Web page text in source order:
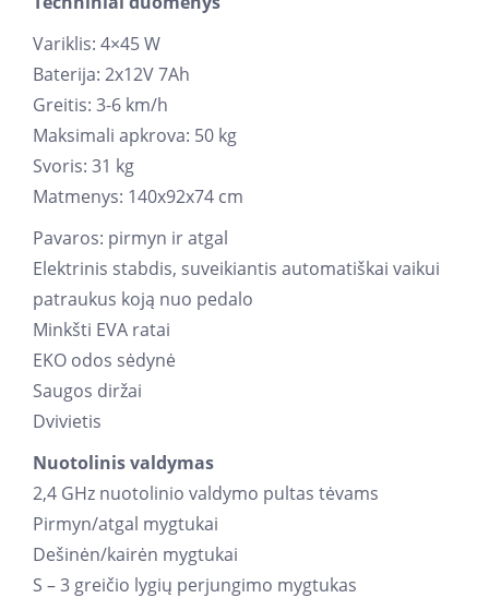
Variklis: 4×45 W
Baterija: 2x12V 7Ah
Greitis: 3-6 km/h
Maksimali apkrova: 50 kg
Svoris: 31 kg
Matmenys: 140x92x74 cm
Pavaros: pirmyn ir atgal
Elektrinis stabdis, suveikiantis automatiškai vaikui
patraukus koją nuo pedalo
Minkšti EVA ratai
EKO odos sėdynė
Saugos diržai
Dvivietis
Nuotolinis valdymas
2,4 GHz nuotolinio valdymo pultas tėvams
Pirmyn/atgal mygtukai
Dešinėn/kairėn mygtukai
S – 3 greičio lygių perjungimo mygtukas